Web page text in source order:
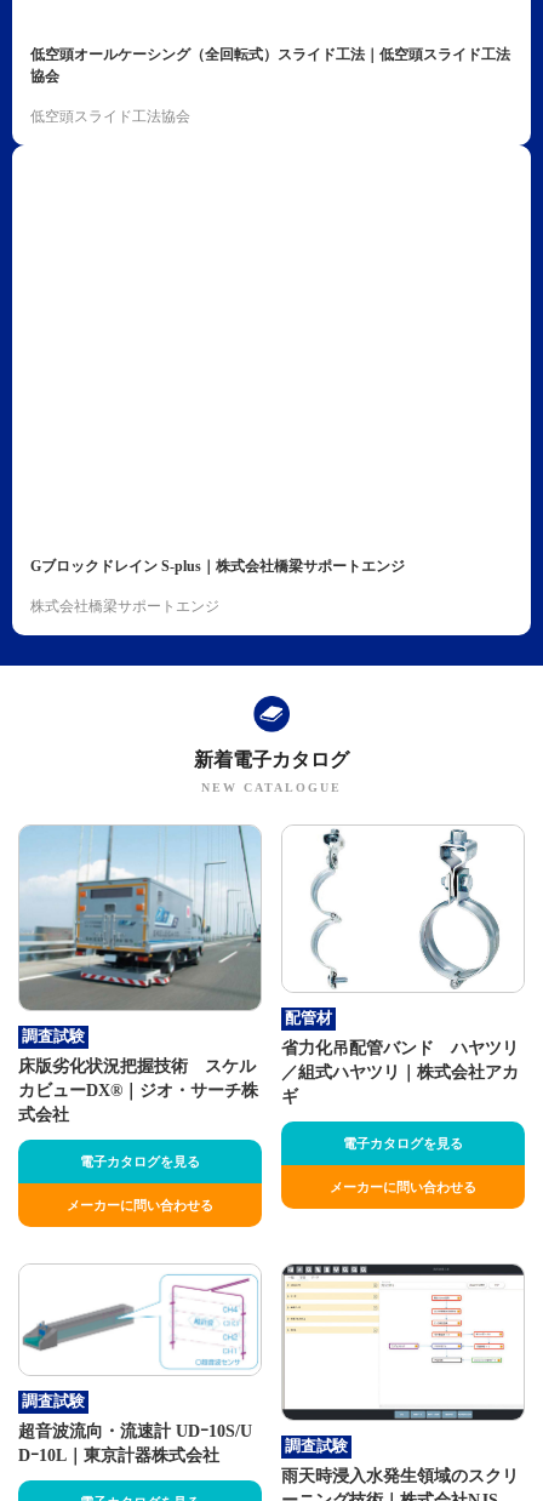
低空頭オールケーシング（全回転式）スライド工法｜低空頭スライド工法
協会
低空頭スライド工法協会
Gブロックドレイン S-plus｜株式会社橋梁サポートエンジ
株式会社橋梁サポートエンジ
新着電子カタログ
調査試験
床版劣化状況把握技術 スケル
カビューDX®｜ジオ・サーチ株
式会社
電子カタログを見る
メーカーに問い合わせる
配管材
省力化吊配管バンド ハヤツリ
／組式ハヤツリ｜株式会社アカ
ギ
電子カタログを見る
メーカーに問い合わせる
調査試験
超音波流向・流速計 UDｰ10S/U
Dｰ10L｜東京計器株式会社
調査試験
雨天時浸入水発生領域のスクリ